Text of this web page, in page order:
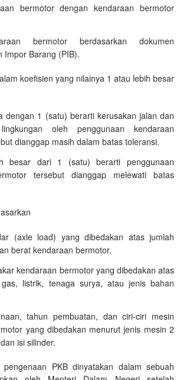
bermotor dengan kendaraan bermotor
bermotor berdasarkan dokumen
Impor Barang (PIB).
koefisien yang nilainya 1 atau lebih besar
dengan 1 (satu) berarti kerusakan jalan dan
oleh penggunaan kendaraan
dianggap masih dalam batas toleransi.
besar dari 1 (satu) berarti penggunaan
tersebut dianggap melewati batas
(axle load) yang dibedakan atas jumlah
berat kendaraan bermotor.
kendaraan bermotor yang dibedakan atas
listrik, tenaga surya, atau jenis bahan
tahun pembuatan, dan ciri-ciri mesin
yang dibedakan menurut jenis mesin 2
isi silinder.
pengenaan PKB dinyatakan dalam sebuah